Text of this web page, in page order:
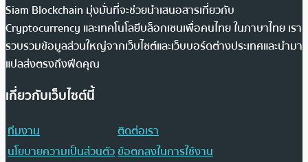
Siam Blockchain มุ่งมั่นที่จะช่วยนำเสนอสารเกี่ยวกับ
Cryptocurrency และเทคโนโลยีบล็อกเชนเพื่อคนไทย ในภาษาไทย เรา
รวบรวมข้อมูลส่วนใหญ่จากเว็บไซต์และเว็บบอร์ดต่างประเทศและนำมา
แปลส่งตรงถึงฟีดคุณ
เกี่ยวกับเว็บไซต์นี้
ทีมงาน
ติดต่อเรา
นโยบายความเป็นส่วนตัวข้อตกลงในการใช้งาน